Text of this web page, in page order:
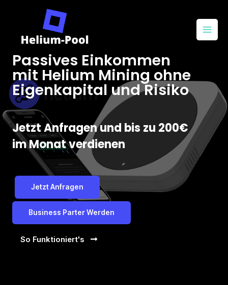
Passives Einkommen
mit Helium Mining ohne
Eigenkapital und Risiko
Jetzt Anfragen und bis zu 200€
im Monat verdienen
Jetzt Anfragen
Business Parter Werden
So Funktioniert's